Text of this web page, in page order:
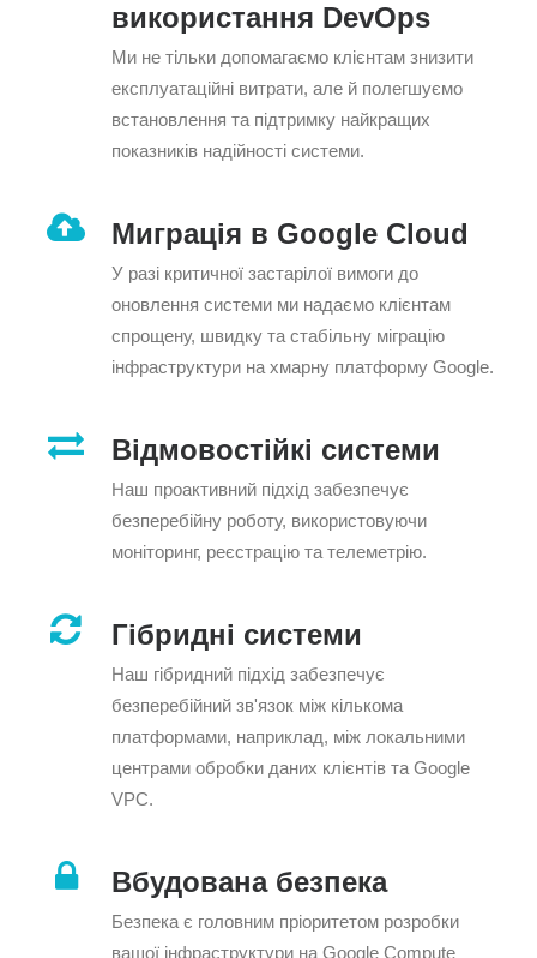
використання DevOps
Ми не тільки допомагаємо клієнтам знизити
експлуатаційні витрати, але й полегшуємо
встановлення та підтримку найкращих
показників надійності системи.
Миграція в Google Cloud
У разі критичної застарілої вимоги до
оновлення системи ми надаємо клієнтам
спрощену, швидку та стабільну міграцію
інфраструктури на хмарну платформу Google.
Відмовостійкі системи
Наш проактивний підхід забезпечує
безперебійну роботу, використовуючи
моніторинг, реєстрацію та телеметрію.
Гібридні системи
Наш гібридний підхід забезпечує
безперебійний зв'язок між кількома
платформами, наприклад, між локальними
центрами обробки даних клієнтів та Google
VPC.
Вбудована безпека
Безпека є головним пріоритетом розробки
вашої інфраструктури на Google Compute